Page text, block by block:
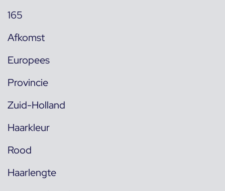
165
Afkomst
Europees
Provincie
Zuid-Holland
Haarkleur
Rood
Haarlengte